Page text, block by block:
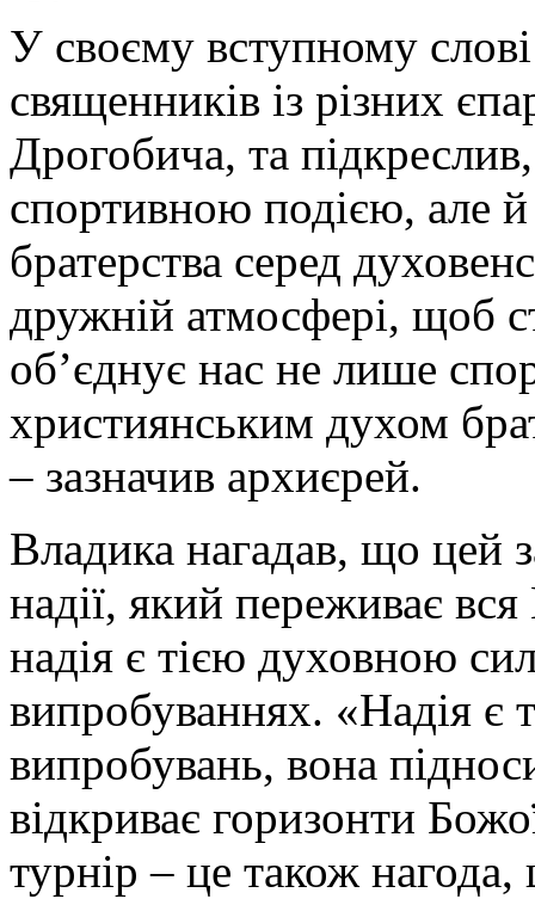
У своєму вступному
священників із різних
Дрогобича, та
спортивною подією, але й
братерства серед
дружній атмосфері, щоб
об’єднує нас не лише
християнським духом
– зазначив архиєрей.
Владика нагадав, що цей
надії, який переживає
надія є тією духовною
випробуваннях. «Надія є
випробувань, вона
відкриває горизонти
турнір – це також